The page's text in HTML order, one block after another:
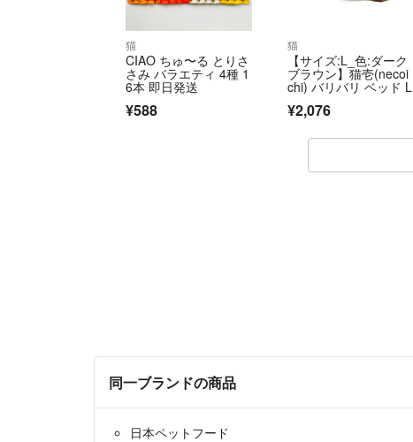
猫
CIAO ちゅ〜る とりさ
さみ バラエティ 4種 1
6本 即日発送
¥588
猫
【サイズ:L_色:ダーク
ブラウン】猫壱(necoi
chi) バリバリ ベッド L
¥2,076
同一ブランドの商品
日本ペットフード